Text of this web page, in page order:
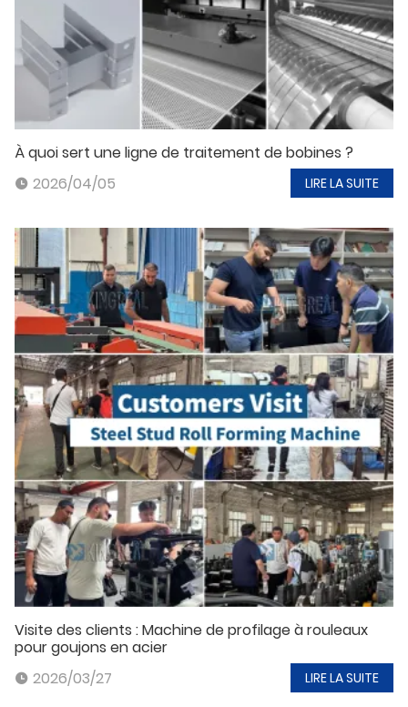
À quoi sert une ligne de traitement de bobines ?
2026/04/05
LIRE LA SUITE
Visite des clients : Machine de profilage à rouleaux
pour goujons en acier
2026/03/27
LIRE LA SUITE